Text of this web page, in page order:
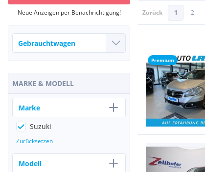
Zurück 1 2
Premium
Neue Anzeigen per Benachrichtigung!
MARKE & MODELL
Marke
Suzuki
Zurücksetzen
Modell